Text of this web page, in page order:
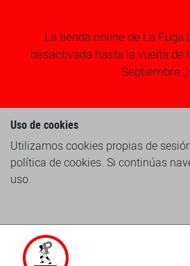
La tienda online de La Fuga
desactivada hasta la vuelta de
Septiembre ;)
Uso de cookies
Utilizamos cookies propias de
política de cookies. Si continúas
uso.